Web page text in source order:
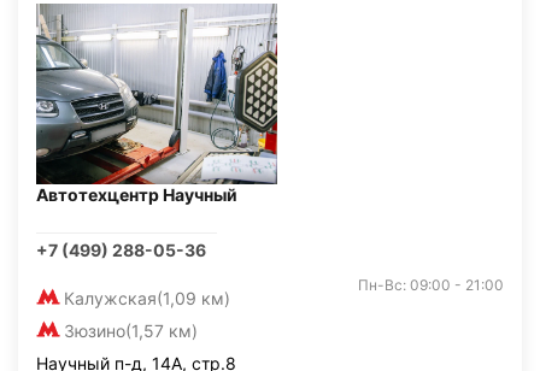
Автотехцентр Научный
+7 (499) 288-05-36
Калужская(1,09 км)
Зюзино(1,57 км)
Пн-Вс: 09:00 - 21:00
Научный п-д, 14А, стр.8